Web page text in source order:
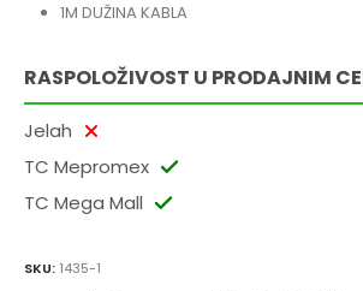
1M DUŽINA KABLA
RASPOLOŽIVOST U PRODAJNIM
Jelah
TC Mepromex
TC Mega Mall
SKU: 1435-1